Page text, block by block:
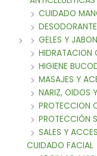
CUIDADO
GELES Y
HIDRATACION
HIGIENE
MASAJES Y
NARIZ, OIDOS
PROTECCION
PROTECCIÓN
SALES Y
CUIDADO FACIAL